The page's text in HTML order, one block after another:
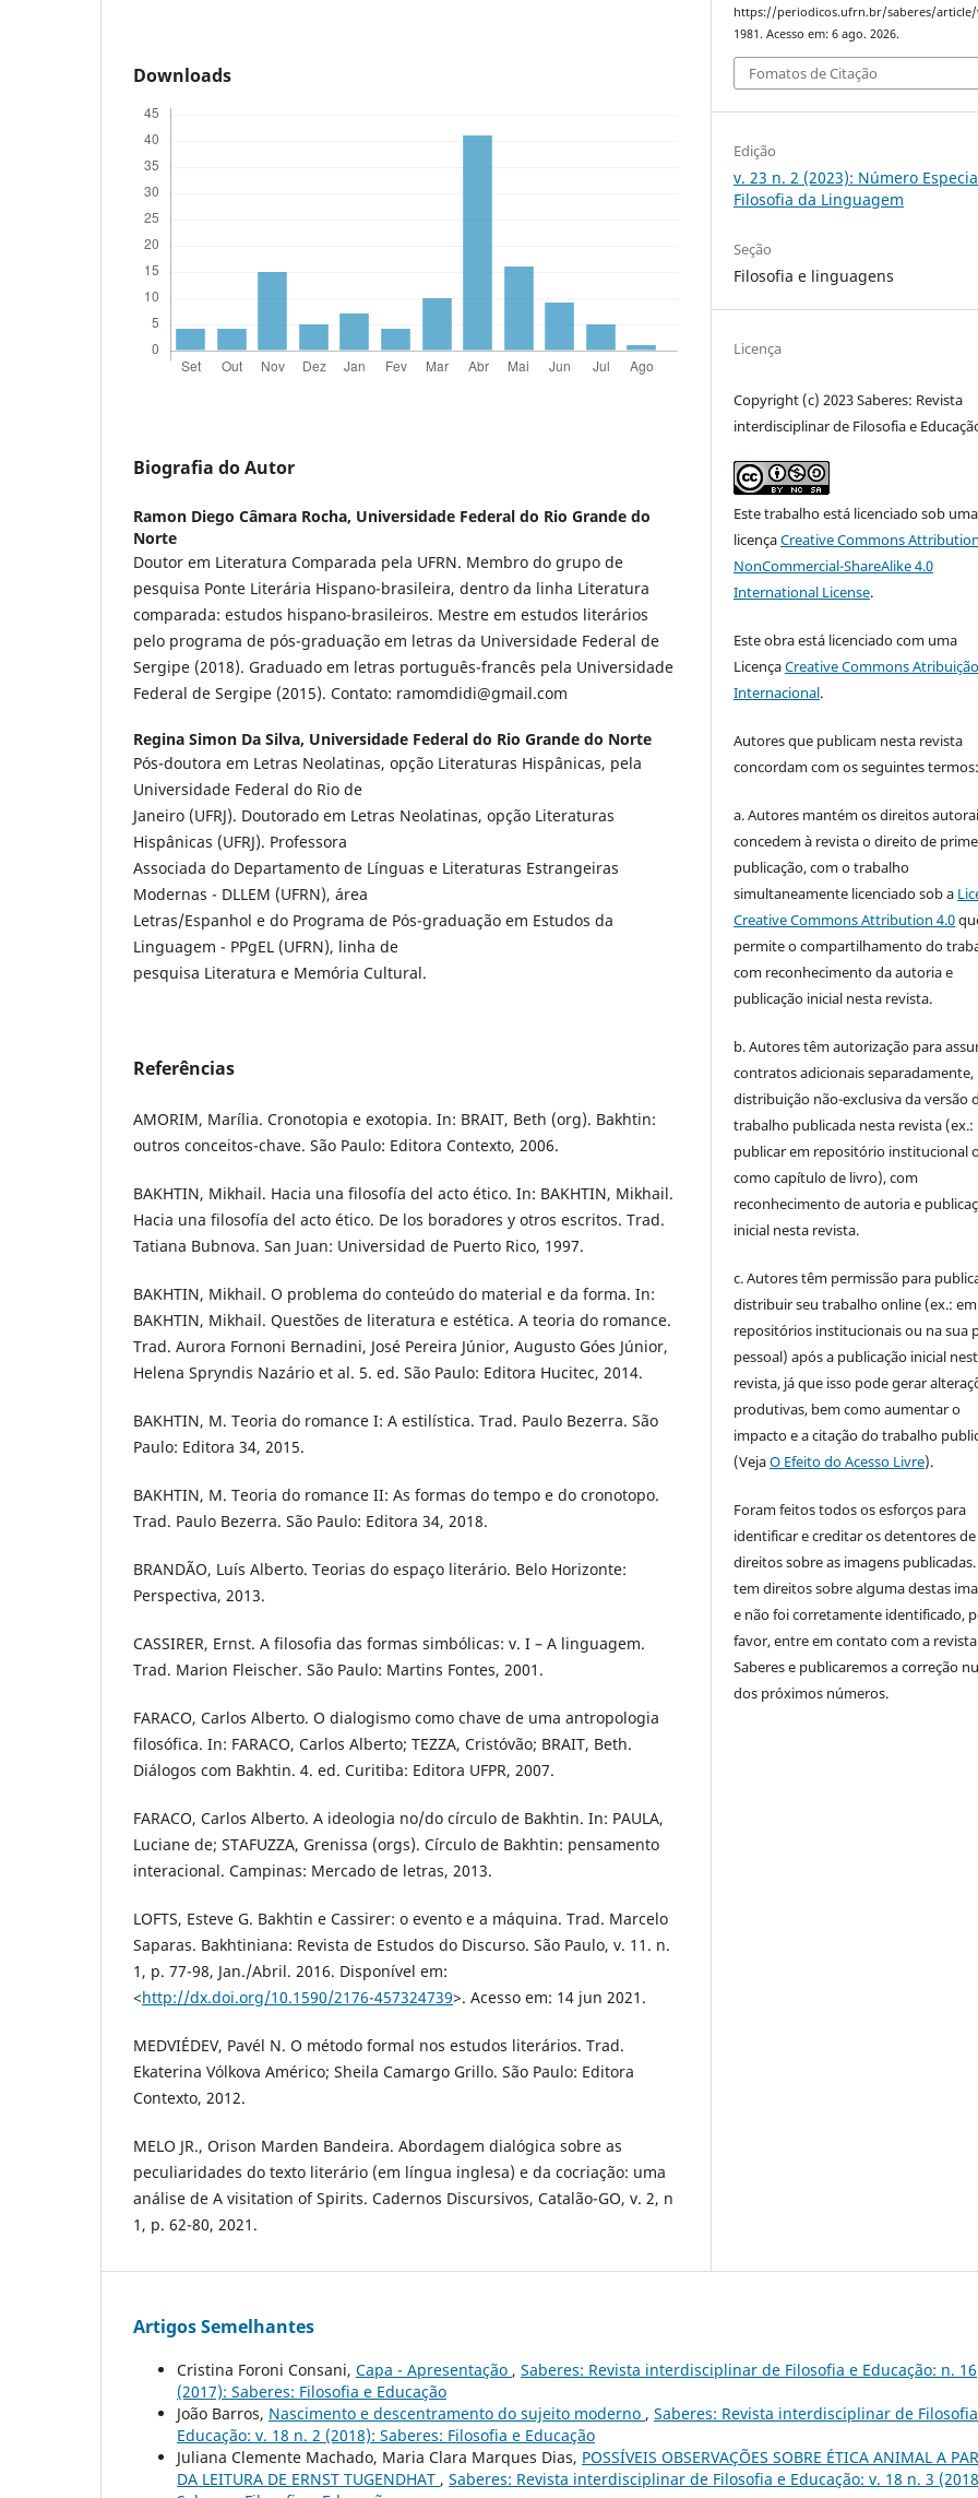
Downloads
Biografia do Autor
Ramon Diego Câmara Rocha, Universidade Federal do Rio Grande do
Norte
Doutor em Literatura Comparada pela UFRN. Membro do grupo de
pesquisa Ponte Literária Hispano-brasileira, dentro da linha Literatura
comparada: estudos hispano-brasileiros. Mestre em estudos literários
pelo programa de pós-graduação em letras da Universidade Federal de
Sergipe (2018). Graduado em letras português-francês pela Universidade
Federal de Sergipe (2015). Contato: ramomdidi@gmail.com
Regina Simon Da Silva, Universidade Federal do Rio Grande do Norte
Pós-doutora em Letras Neolatinas, opção Literaturas Hispânicas, pela
Universidade Federal do Rio de
Janeiro (UFRJ). Doutorado em Letras Neolatinas, opção Literaturas
Hispânicas (UFRJ). Professora
Associada do Departamento de Línguas e Literaturas Estrangeiras
Modernas - DLLEM (UFRN), área
Letras/Espanhol e do Programa de Pós-graduação em Estudos da
Linguagem - PPgEL (UFRN), linha de
pesquisa Literatura e Memória Cultural.
Referências
AMORIM, Marília. Cronotopia e exotopia. In: BRAIT, Beth (org). Bakhtin:
outros conceitos-chave. São Paulo: Editora Contexto, 2006.
BAKHTIN, Mikhail. Hacia una filosofía del acto ético. In: BAKHTIN, Mikhail.
Hacia una filosofía del acto ético. De los boradores y otros escritos. Trad.
Tatiana Bubnova. San Juan: Universidad de Puerto Rico, 1997.
BAKHTIN, Mikhail. O problema do conteúdo do material e da forma. In:
BAKHTIN, Mikhail. Questões de literatura e estética. A teoria do romance.
Trad. Aurora Fornoni Bernadini, José Pereira Júnior, Augusto Góes Júnior,
Helena Spryndis Nazário et al. 5. ed. São Paulo: Editora Hucitec, 2014.
BAKHTIN, M. Teoria do romance I: A estilística. Trad. Paulo Bezerra. São
Paulo: Editora 34, 2015.
BAKHTIN, M. Teoria do romance II: As formas do tempo e do cronotopo.
Trad. Paulo Bezerra. São Paulo: Editora 34, 2018.
BRANDÃO, Luís Alberto. Teorias do espaço literário. Belo Horizonte:
Perspectiva, 2013.
CASSIRER, Ernst. A filosofia das formas simbólicas: v. I – A linguagem.
Trad. Marion Fleischer. São Paulo: Martins Fontes, 2001.
FARACO, Carlos Alberto. O dialogismo como chave de uma antropologia
filosófica. In: FARACO, Carlos Alberto; TEZZA, Cristóvão; BRAIT, Beth.
Diálogos com Bakhtin. 4. ed. Curitiba: Editora UFPR, 2007.
FARACO, Carlos Alberto. A ideologia no/do círculo de Bakhtin. In: PAULA,
Luciane de; STAFUZZA, Grenissa (orgs). Círculo de Bakhtin: pensamento
interacional. Campinas: Mercado de letras, 2013.
LOFTS, Esteve G. Bakhtin e Cassirer: o evento e a máquina. Trad. Marcelo
Saparas. Bakhtiniana: Revista de Estudos do Discurso. São Paulo, v. 11. n.
1, p. 77-98, Jan./Abril. 2016. Disponível em:
<http://dx.doi.org/10.1590/2176-457324739>. Acesso em: 14 jun 2021.
MEDVIÉDEV, Pavél N. O método formal nos estudos literários. Trad.
Ekaterina Vólkova Américo; Sheila Camargo Grillo. São Paulo: Editora
Contexto, 2012.
MELO JR., Orison Marden Bandeira. Abordagem dialógica sobre as
peculiaridades do texto literário (em língua inglesa) e da cocriação: uma
análise de A visitation of Spirits. Cadernos Discursivos, Catalão-GO, v. 2, n
1, p. 62-80, 2021.
https://periodicos.ufrn.br/saberes/
1981. Acesso em: 6 ago. 2026.
Fomatos de Citação
Edição
v. 23 n. 2 (2023): Número
Filosofia da Linguagem
Seção
Filosofia e linguagens
Licença
Copyright (c) 2023 Saberes: Revista
interdisciplinar de Filosofia e
Este trabalho está licenciado sob uma
licençaCreative Commons
NonCommercial-ShareAlike 4.0
International License.
Este obra está licenciado com uma
LicençaCreative Commons
Internacional.
Autores que publicam nesta revista
concordam com os seguintes termos:
a. Autores mantém os direitos
concedem à revista o direito de
publicação, com o trabalho
simultaneamente licenciado sob a
Creative Commons Attribution 4.0
permite o compartilhamento do
com reconhecimento da autoria e
publicação inicial nesta revista.
b. Autores têm autorização para
contratos adicionais separadamente,
distribuição não-exclusiva da versão
trabalho publicada nesta revista (ex.:
publicar em repositório institucional
como capítulo de livro), com
reconhecimento de autoria e
inicial nesta revista.
c. Autores têm permissão para
distribuir seu trabalho online (ex.: em
repositórios institucionais ou na sua
pessoal) após a publicação inicial
revista, já que isso pode gerar
produtivas, bem como aumentar o
impacto e a citação do trabalho
(VejaO Efeito do Acesso Livre).
Foram feitos todos os esforços para
identificar e creditar os detentores de
direitos sobre as imagens publicadas.
tem direitos sobre alguma destas
e não foi corretamente identificado,
favor, entre em contato com a revista
Saberes e publicaremos a correção
dos próximos números.
Artigos Semelhantes
Cristina Foroni Consani, Capa - Apresentação , Saberes: Revista interdisciplinar de Filosofia e Educação: n. 16
(2017): Saberes: Filosofia e Educação
João Barros, Nascimento e descentramento do sujeito moderno , Saberes: Revista interdisciplinar de
Educação: v. 18 n. 2 (2018): Saberes: Filosofia e Educação
Juliana Clemente Machado, Maria Clara Marques Dias, POSSÍVEIS OBSERVAÇÕES SOBRE ÉTICA ANIMAL A
DA LEITURA DE ERNST TUGENDHAT , Saberes: Revista interdisciplinar de Filosofia e Educação: v. 18 n. 3